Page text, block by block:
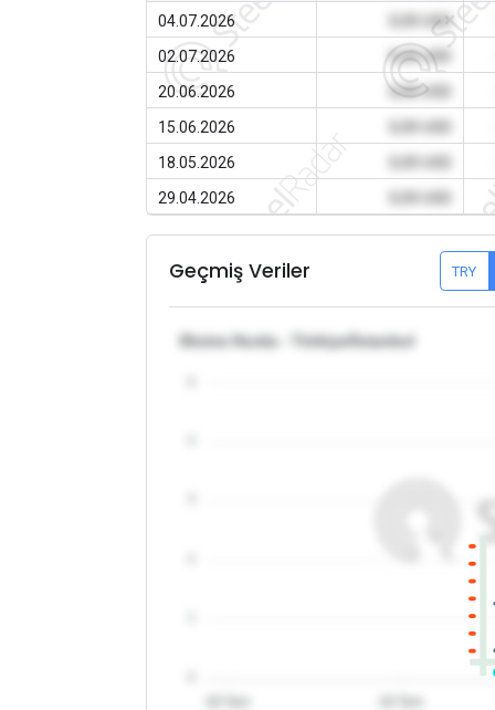
04.07.2026
0,00 USD
02.07.2026
0,00 USD
20.06.2026
0,00 USD
15.06.2026
18.05.2026
29.04.2026
Geçmiş Veriler TRY
Ekstra Hurda - Türkiye/İstanbul